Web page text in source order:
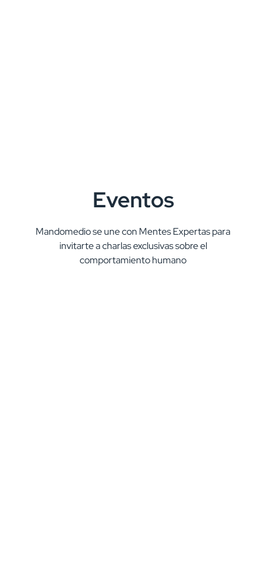
Eventos
Mandomedio se une con Mentes Expertas para
invitarte a charlas exclusivas sobre el
comportamiento humano